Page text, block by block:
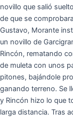
novillo que salió
de que se
Gustavo, Morante
un novillo de
Rincón, rematando
de muleta con unos
pitones, bajándole
ganando terreno. Se
y Rincón hizo lo que
larga distancia. Tras